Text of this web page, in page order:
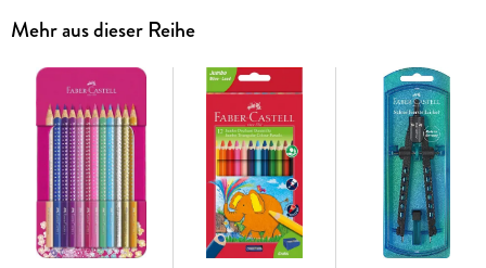
Die Goldfaber Aqua Aquarellfarbstifte überzeugen mit einem
weichen und farbsatten Abstrich sowie der exzellenten
Farbbrillanz im trockenen und nassen Zustand. Trocken
angewendet kann man alle Zeichentechniken eines
Buntstiftes umsetzen. Mit einem nassen Pinsel lassen sich
verblüffende Aquarelleffekte in ein mit dem Goldfaber Aqua
entworfenes Motiv oder Muster zaubern. Die vollständig
wasservermalbare Mine des Goldfaber Aqua
Aquarellfarbstiftes wurde mit Hilfe innovativster
Produktionstechniken hergestellt und besticht durch ihre
exzellente Lichtbeständigkeit.
Mehr aus dieser Reihe